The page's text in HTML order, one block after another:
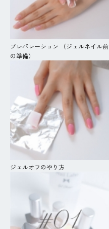
プレパレーション （ジェルネイル前
の準備）
ジェルオフのやり方